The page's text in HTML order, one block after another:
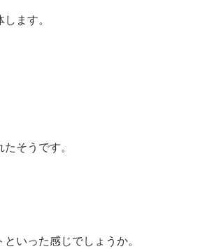
ます。
そうです。
いった感じでしょうか。